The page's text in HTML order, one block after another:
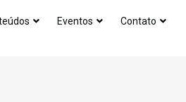
Eventos Contato